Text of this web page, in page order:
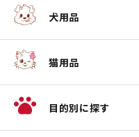
犬用品
猫用品
目的別に探す